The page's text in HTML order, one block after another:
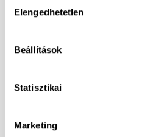
kiválasztása
Elengedhetetlen
Beállítások
Statisztikai
Marketing